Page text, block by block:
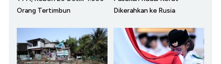
Orang Tertimbun
Dikerahkan ke Rusia